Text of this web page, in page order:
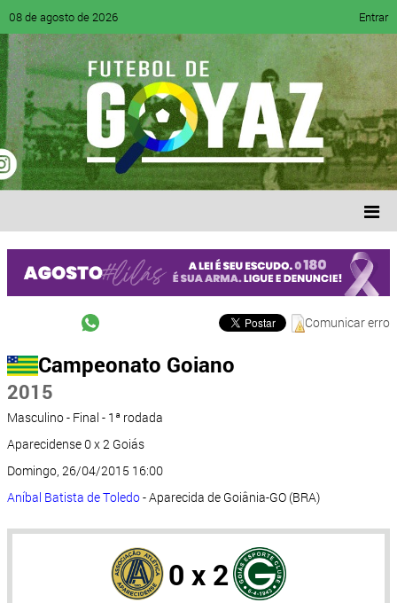
08 de agosto de 2026 Entrar
Comunicar erro
Campeonato Goiano
2015
Masculino - Final - 1ª rodada
Aparecidense 0 x 2 Goiás
Domingo, 26/04/2015 16:00
Aníbal Batista de Toledo- Aparecida de Goiânia-GO (BRA)
0 x 2